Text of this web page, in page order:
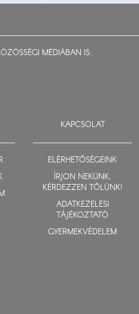
MÉDIÁBAN IS:
KAPCSOLAT
ELÉRHETŐSÉGEINK
ÍRJON NEKÜNK,
KÉRDEZZEN TŐLÜNK!
ADATKEZELÉSI
TÁJÉKOZTATÓ
GYERMEKVÉDELEM